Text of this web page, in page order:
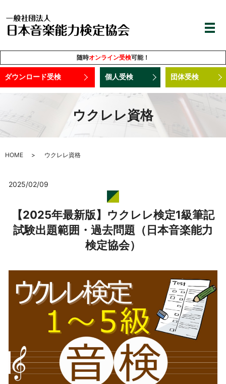
随時オンライン受検可能！
ダウンロード受検 個人受検 団体受検
ウクレレ資格
HOME ウクレレ資格
2025/02/09
【2025年最新版】ウクレレ検定1級筆記
試験出題範囲・過去問題（日本音楽能力
検定協会）